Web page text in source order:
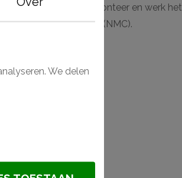
en keukens. Monteer en werk het
(Orac) en Adefix (NMC).
We delen